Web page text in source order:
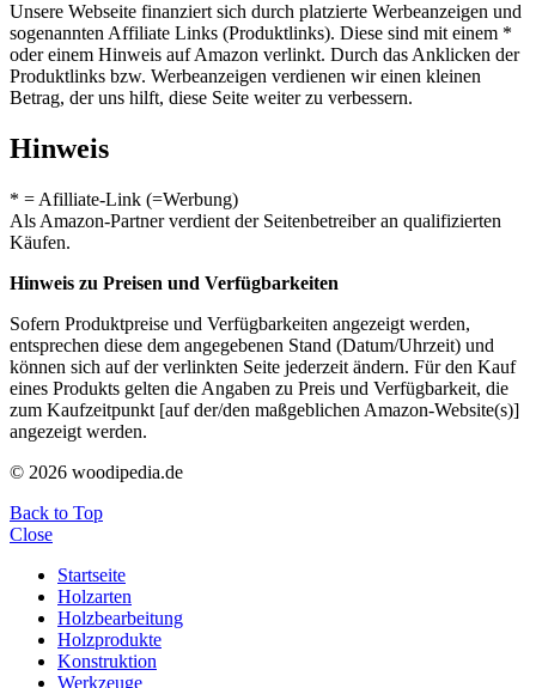
Unsere Webseite finanziert sich durch platzierte Werbeanzeigen und
sogenannten Affiliate Links (Produktlinks). Diese sind mit einem *
oder einem Hinweis auf Amazon verlinkt. Durch das Anklicken der
Produktlinks bzw. Werbeanzeigen verdienen wir einen kleinen
Betrag, der uns hilft, diese Seite weiter zu verbessern.
Hinweis
* = Afilliate-Link (=Werbung)
Als Amazon-Partner verdient der Seitenbetreiber an qualifizierten
Käufen.
Hinweis zu Preisen und Verfügbarkeiten
Sofern Produktpreise und Verfügbarkeiten angezeigt werden,
entsprechen diese dem angegebenen Stand (Datum/Uhrzeit) und
können sich auf der verlinkten Seite jederzeit ändern. Für den Kauf
eines Produkts gelten die Angaben zu Preis und Verfügbarkeit, die
zum Kaufzeitpunkt [auf der/den maßgeblichen Amazon-Website(s)]
angezeigt werden.
© 2026 woodipedia.de
Back to Top
Close
Startseite
Holzarten
Holzbearbeitung
Holzprodukte
Konstruktion
Werkzeuge